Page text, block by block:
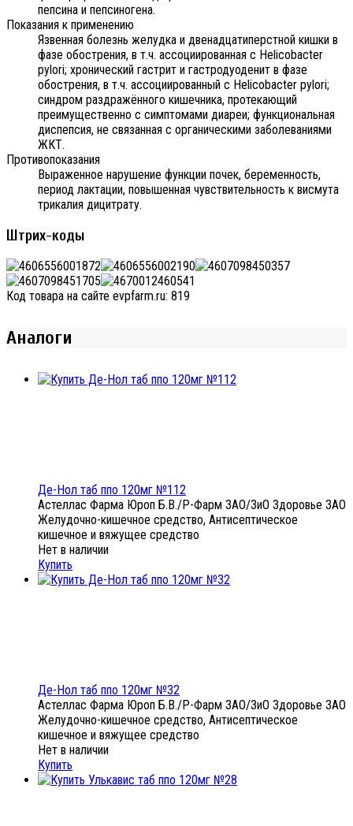
пепсина и пепсиногена.
Показания к применению
Язвенная болезнь желудка и двенадцатиперстной кишки в
фазе обострения, в т.ч. ассоциированная с Helicobacter
pylori; хронический гастрит и гастродуоденит в фазе
обострения, в т.ч. ассоциированный с Helicobacter pylori;
синдром раздражённого кишечника, протекающий
преимущественно с симптомами диареи; функциональная
диспепсия, не связанная с органическими заболеваниями
ЖКТ.
Противопоказания
Выраженное нарушение функции почек, беременность,
период лактации, повышенная чувствительность к висмута
трикалия дицитрату.
Штрих-коды
Код товара на сайте evpfarm.ru: 819
Аналоги
Де-Нол таб ппо 120мг №112
Астеллас Фарма Юроп Б.В./Р-Фарм ЗАО/ЗиО Здоровье ЗАО
Желудочно-кишечное средство, Антисептическое
кишечное и вяжущее средство
Нет в наличии
Купить
Де-Нол таб ппо 120мг №32
Астеллас Фарма Юроп Б.В./Р-Фарм ЗАО/ЗиО Здоровье ЗАО
Желудочно-кишечное средство, Антисептическое
кишечное и вяжущее средство
Нет в наличии
Купить